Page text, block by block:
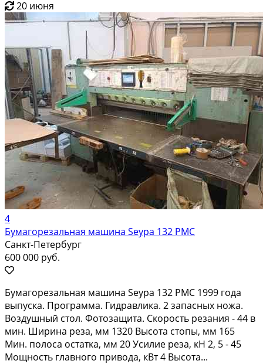
20 июня
4
Бумагорезальная машина Seypa 132 PMC
Санкт-Петербург
600 000 руб.
Бумагорезальная машина Seypa 132 PMC 1999 года
выпуска. Программа. Гидравлика. 2 запасных ножа.
Воздушный стол. Фотозащита. Скорость резания - 44 в
мин. Ширина реза, мм 1320 Высота стопы, мм 165
Мин. полоса остатка, мм 20 Усилие реза, кН 2, 5 - 45
Мощность главного привода, кВт 4 Высота...